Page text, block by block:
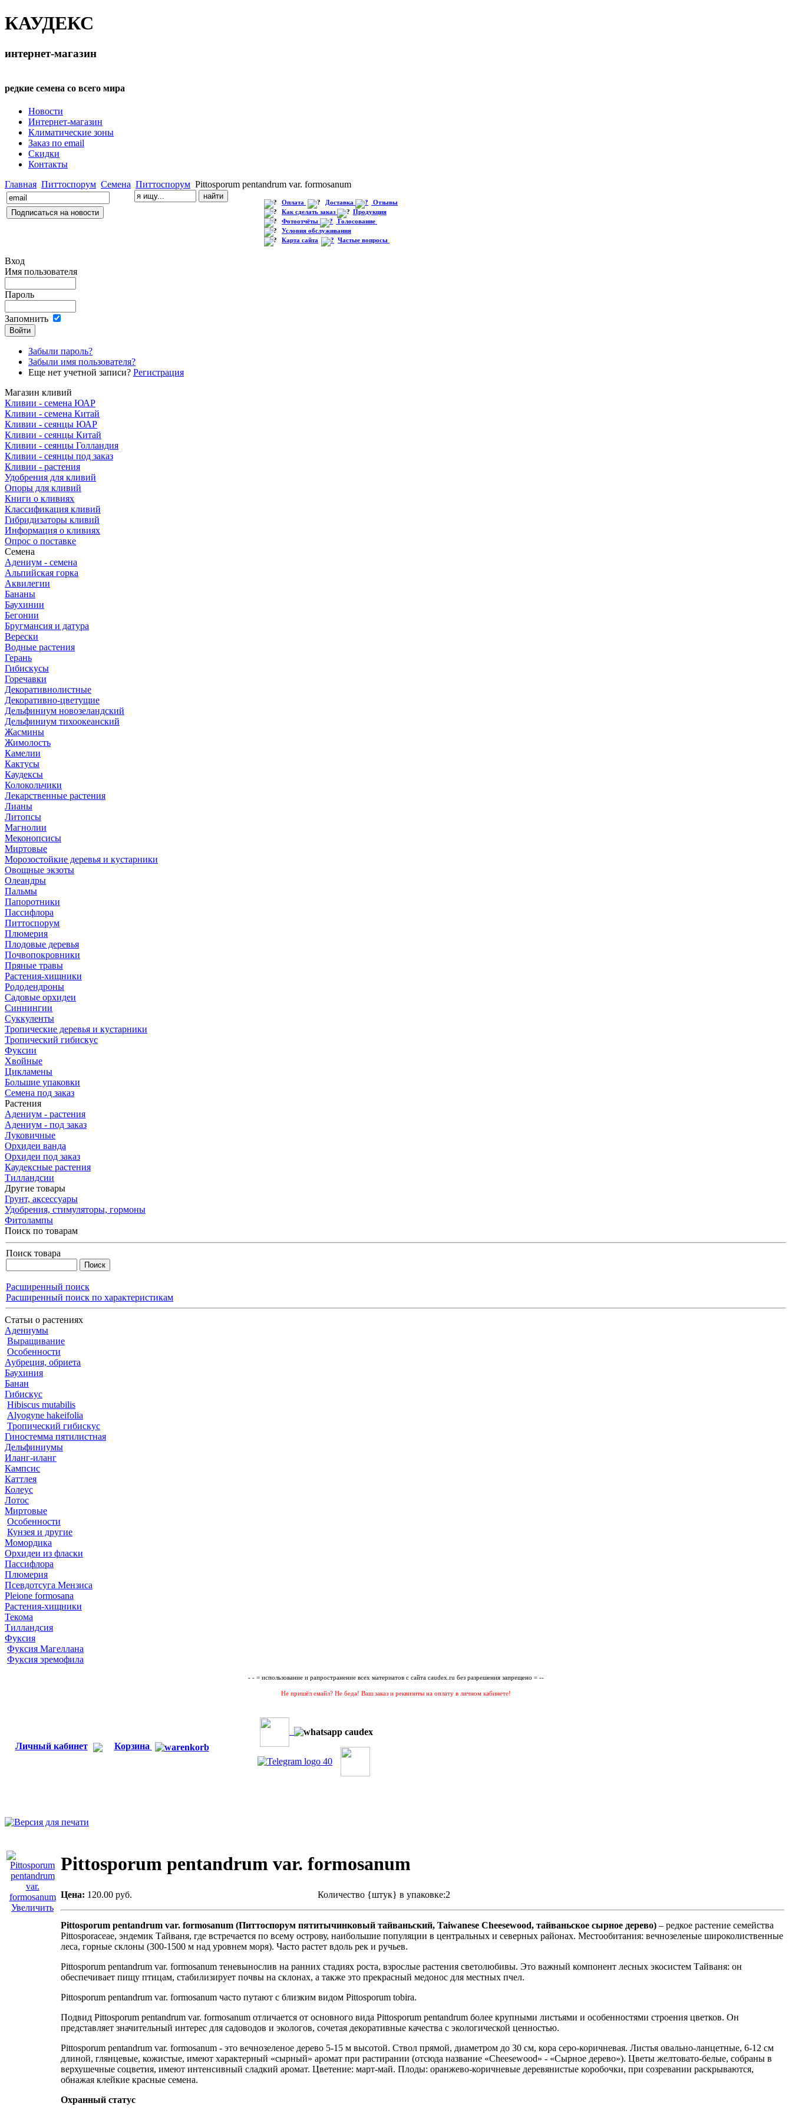
КАУДЕКС
интернет-магазин
редкие семена со всего мира
Новости
Интернет-магазин
Климатические зоны
Заказ по email
Скидки
Контакты
Главная Питтоспорум Семена Питтоспорум Pittosporum pentandrum var. formosanum
Оплата Доставка
Отзывы
Как сделать заказ
Продукция
Фотоотчёты
Голосование
Условия обслуживания
Карта сайта
Частые вопросы
Вход
Имя пользователя
Пароль
Запомнить
Забыли пароль?
Забыли имя пользователя?
Еще нет учетной записи? Регистрация
Магазин кливий
Кливии - семена ЮАР
Кливии - семена Китай
Кливии - сеянцы ЮАР
Кливии - сеянцы Китай
Кливии - сеянцы Голландия
Кливии - сеянцы под заказ
Кливии - растения
Удобрения для кливий
Опоры для кливий
Книги о кливиях
Классификация кливий
Гибридизаторы кливий
Информация о кливиях
Опрос о поставке
Семена
Адениум - семена
Альпийская горка
Аквилегии
Бананы
Баухинии
Бегонии
Бругмансия и датура
Верески
Водные растения
Герань
Гибискусы
Горечавки
Декоративнолистные
Декоративно-цветущие
Дельфиниум новозеландский
Дельфиниум тихоокеанский
Жасмины
Жимолость
Камелии
Кактусы
Каудексы
Колокольчики
Лекарственные растения
Лианы
Литопсы
Магнолии
Меконопсисы
Миртовые
Морозостойкие деревья и кустарники
Овощные экзоты
Олеандры
Пальмы
Папоротники
Пассифлора
Питтоспорум
Плюмерия
Плодовые деревья
Почвопокровники
Пряные травы
Растения-хищники
Рододендроны
Садовые орхидеи
Синнингии
Суккуленты
Тропические деревья и кустарники
Тропический гибискус
Фуксии
Хвойные
Цикламены
Большие упаковки
Семена под заказ
Растения
Адениум - растения
Адениум - под заказ
Луковичные
Орхидеи ванда
Орхидеи под заказ
Каудексные растения
Тилландсии
Другие товары
Грунт, аксессуары
Удобрения, стимуляторы, гормоны
Фитолампы
Поиск по товарам
Поиск товара
Расширенный поиск
Расширенный поиск по характеристикам
Статьи о растениях
Адениумы
Выращивание
Особенности
Аубреция, обриета
Баухиния
Банан
Гибискус
Hibiscus mutabilis
Alyogyne hakeifolia
Тропический гибискус
Гиностемма пятилистная
Дельфиниумы
Иланг-иланг
Кампсис
Каттлея
Колеус
Лотос
Миртовые
Особенности
Кунзея и другие
Момордика
Орхидеи из фласки
Пассифлора
Плюмерия
Псевдотсуга Мензиса
Pleione formosana
Растения-хищники
Текома
Тилландсия
Фуксия
Фуксия Магеллана
Фуксия эремофила
- - = использование и рапространение всех материатов с сайта caudex.ru без разрешения запрещено = --
Не пришёл емайл? Не беда! Ваш заказ и реквизиты на оплату в личном кабинете!
Личный кабинет Корзина
Увеличить
Pittosporum pentandrum var. formosanum
Цена: 120.00 руб. Количество {штук} в упаковке:2
Pittosporum pentandrum var. formosanum (Питтоспорум пятитычинковый тайваньский, Taiwanese Cheesewood, тайваньское сырное дерево) – редкое растение семейства
Pittosporaceae, эндемик Тайваня, где встречается по всему острову, наибольшие популяции в центральных и северных районах. Местообитания: вечнозеленые широколиственные
леса, горные склоны (300-1500 м над уровнем моря). Часто растет вдоль рек и ручьев.
Pittosporum pentandrum var. formosanum теневынослив на ранних стадиях роста, взрослые растения светолюбивы. Это важный компонент лесных экосистем Тайваня: он
обеспечивает пищу птицам, стабилизирует почвы на склонах, а также это прекрасный медонос для местных пчел.
Pittosporum pentandrum var. formosanum часто путают с близким видом Pittosporum tobira.
Подвид Pittosporum pentandrum var. formosanum отличается от основного вида Pittosporum pentandrum более крупными листьями и особенностями строения цветков. Он
представляет значительный интерес для садоводов и экологов, сочетая декоративные качества с экологической ценностью.
Pittosporum pentandrum var. formosanum - это вечнозеленое дерево 5-15 м высотой. Ствол прямой, диаметром до 30 см, кора серо-коричневая. Листья овально-ланцетные, 6-12 см
длиной, глянцевые, кожистые, имеют характерный «сырный» аромат при растирании (отсюда название «Cheesewood» - «Сырное дерево»). Цветы желтовато-белые, собраны в
верхушечные соцветия, имеют интенсивный сладкий аромат. Цветение: март-май. Плоды: оранжево-коричневые деревянистые коробочки, при созревании раскрываются,
обнажая клейкие красные семена.
Охранный статус